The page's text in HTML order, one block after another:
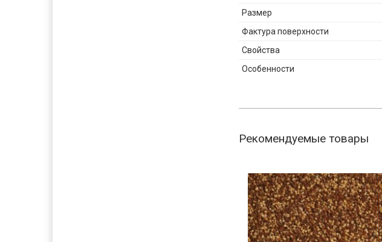
Размер
Фактура поверхности
Свойства
Особенности
Рекомендуемые товары